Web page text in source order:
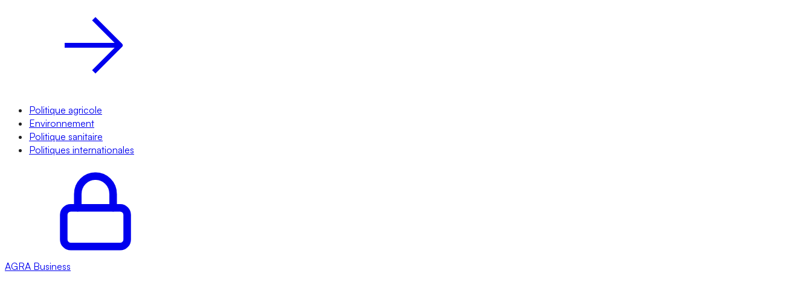
Politique agricole
Environnement
Politique sanitaire
Politiques internationales
AGRA Business